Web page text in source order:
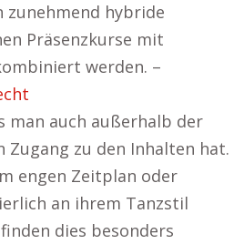
zunehmend hybride
Präsenzkurse mit
werden. –
man auch außerhalb der
Zugang zu den Inhalten hat.
engen Zeitplan oder
an ihrem Tanzstil
dies besonders